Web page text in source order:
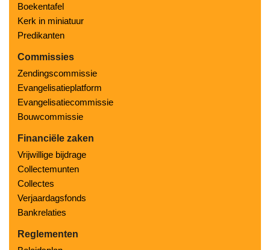
Boekentafel
Kerk in miniatuur
Predikanten
Commissies
Zendingscommissie
Evangelisatieplatform
Evangelisatiecommissie
Bouwcommissie
Financiële zaken
Vrijwillige bijdrage
Collectemunten
Collectes
Verjaardagsfonds
Bankrelaties
Reglementen